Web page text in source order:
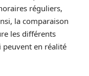
réguliers,
la comparaison
les différents
peuvent en réalité